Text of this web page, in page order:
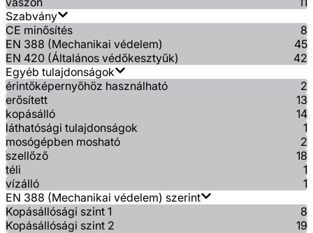
Szabvány
CE minősítés
8
EN 388 (Mechanikai védelem)
45
EN 420 (Általános védőkesztyűk)
42
Egyéb tulajdonságok
érintőképernyőhöz használható
2
erősített
13
kopásálló
14
láthatósági tulajdonságok
1
mosógépben mosható
2
szellőző
18
téli
1
vízálló
1
EN 388 (Mechanikai védelem) szerint
Kopásállósági szint 1
8
Kopásállósági szint 2
19